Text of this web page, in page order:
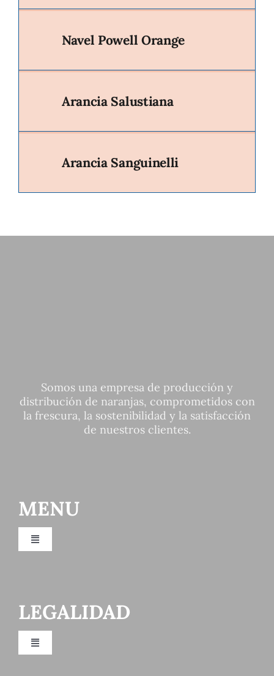
Navel Powell Orange
Arancia Salustiana
Arancia Sanguinelli
Somos una empresa de producción y
distribución de naranjas, comprometidos con
la frescura, la sostenibilidad y la satisfacción
de nuestros clientes.
MENU
Toggle
Azienda di produzione e distribuzione di arance
LEGALIDAD
Toggle